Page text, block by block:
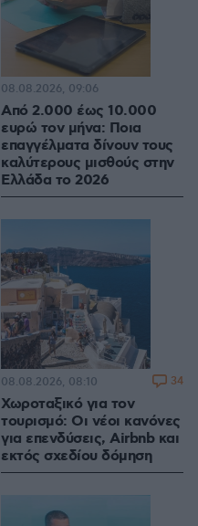
Από 2.000 έως 10.000
ευρώ τον μήνα: Ποια
επαγγέλματα δίνουν τους
καλύτερους μισθούς στην
Ελλάδα το 2026
08.08.2026, 09:06
Χωροταξικό για τον
τουρισμό: Οι νέοι κανόνες
για επενδύσεις, Airbnb και
εκτός σχεδίου δόμηση
08.08.2026, 08:10 34